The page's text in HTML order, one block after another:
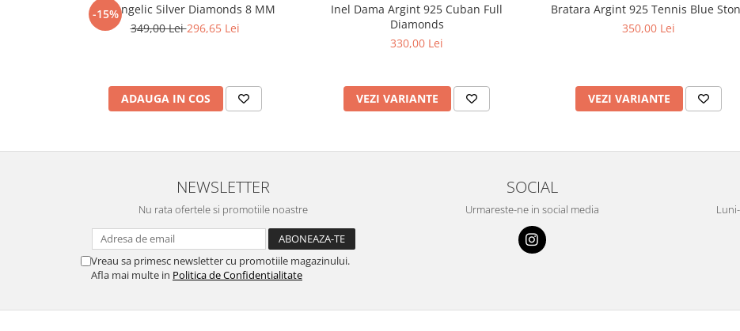
-15%
Set Angelic Silver Diamonds 8 MM
349,00 Lei296,65 Lei
ADAUGA IN COS
Inel Dama Argint 925 Cuban Full
Diamonds
330,00 Lei
VEZI VARIANTE
Bratara Argint 925 Tennis Blue
350,00 Lei
VEZI VARIANTE
NEWSLETTER
Nu rata ofertele si promotiile noastre
Vreau sa primesc newsletter cu promotiile magazinului.
Afla mai multe in Politica de Confidentialitate
SOCIAL
Urmareste-ne in social media